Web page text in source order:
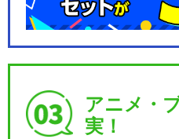
閉
アニメ・
実！